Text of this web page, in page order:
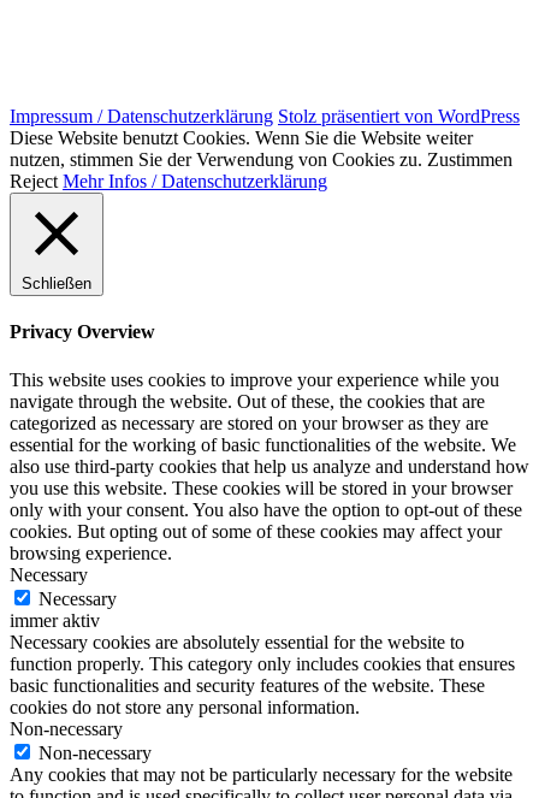
Impressum / Datenschutzerklärung Stolz präsentiert von WordPress
Diese Website benutzt Cookies. Wenn Sie die Website weiter
nutzen, stimmen Sie der Verwendung von Cookies zu. Zustimmen
Reject Mehr Infos / Datenschutzerklärung
Schließen
Privacy Overview
This website uses cookies to improve your experience while you
navigate through the website. Out of these, the cookies that are
categorized as necessary are stored on your browser as they are
essential for the working of basic functionalities of the website. We
also use third-party cookies that help us analyze and understand how
you use this website. These cookies will be stored in your browser
only with your consent. You also have the option to opt-out of these
cookies. But opting out of some of these cookies may affect your
browsing experience.
Necessary
Necessary
immer aktiv
Necessary cookies are absolutely essential for the website to
function properly. This category only includes cookies that ensures
basic functionalities and security features of the website. These
cookies do not store any personal information.
Non-necessary
Non-necessary
Any cookies that may not be particularly necessary for the website